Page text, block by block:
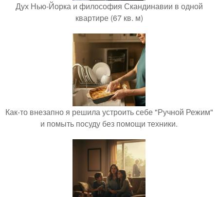
Дух Нью-Йорка и философия Скандинавии в одной
квартире (67 кв. м)
Как-то внезапно я решила устроить себе "Ручной Режим"
и помыть посуду без помощи техники.